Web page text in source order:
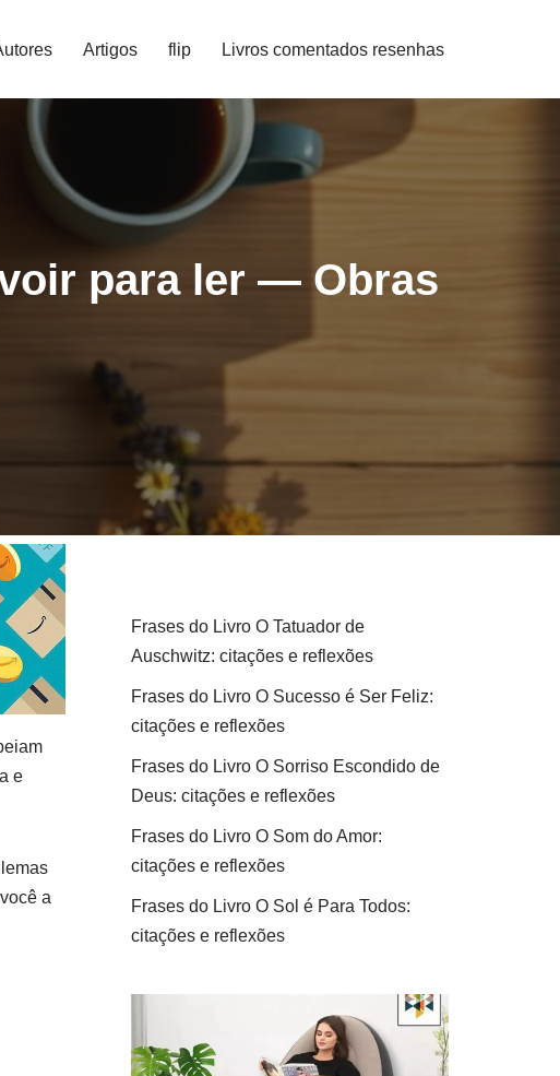
Artigos flip Livros comentados resenhas
para ler — Obras
e
a
Frases do Livro O Tatuador de
Auschwitz: citações e reflexões
Frases do Livro O Sucesso é Ser Feliz:
citações e reflexões
Frases do Livro O Sorriso Escondido de
Deus: citações e reflexões
Frases do Livro O Som do Amor:
citações e reflexões
Frases do Livro O Sol é Para Todos:
citações e reflexões